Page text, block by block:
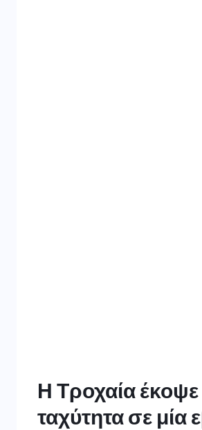
Η Τροχαία έκοψε
ταχύτητα σε μία